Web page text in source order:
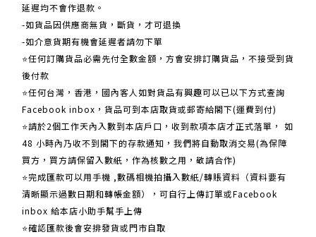
延遲均不會作退款。
-如貨品因供應商無貨，斷貨，才可退換
-如介意貨期有機會延遲者請勿下單
⭐任何訂購貨品必需先付全數金額，方會安排訂購貨品，不接受到貨
後付款
⭐任何台灣，香港，國內客人如對貨品有興趣可以已以下方式查詢
Facebook inbox，貨品可到本店取貨或郵寄給閣下(運費到付)
​​⭐請於2個工作天內入數到本店戶口，收到款項本店才正式落單， 如
48 小時內乃收不到閣下的存款通知，我們將自動取消交易(為保障
買方，買方請保留入數紙，作為核數之用，敬請合作)
⭐完成匯款可以用手機 ,數碼相機拍攝入數紙/轉賬資料（資料要有
清晰顯示過數日期和轉帳金額），可自行上傳訂單或Facebook
inbox 給本店小助手幫手上傳
⭐確認匯款後會安排發貨或門市自取